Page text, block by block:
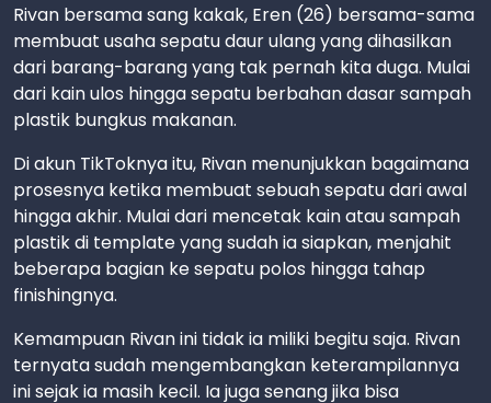
Rivan bersama sang kakak, Eren (26) bersama-sama
membuat usaha sepatu daur ulang yang dihasilkan
dari barang-barang yang tak pernah kita duga. Mulai
dari kain ulos hingga sepatu berbahan dasar sampah
plastik bungkus makanan.
Di akun TikToknya itu, Rivan menunjukkan bagaimana
prosesnya ketika membuat sebuah sepatu dari awal
hingga akhir. Mulai dari mencetak kain atau sampah
plastik di template yang sudah ia siapkan, menjahit
beberapa bagian ke sepatu polos hingga tahap
finishingnya.
Kemampuan Rivan ini tidak ia miliki begitu saja. Rivan
ternyata sudah mengembangkan keterampilannya
ini sejak ia masih kecil. Ia juga senang jika bisa